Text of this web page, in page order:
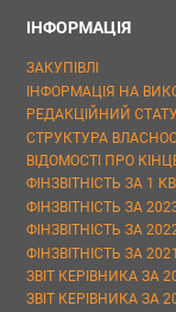
ІНФОРМАЦІЯ
ЗАКУПІВЛІ
ІНФОРМАЦІЯ НА
РЕДАКЦІЙНИЙ
СТРУКТУРА
ВІДОМОСТІ ПРО
ФІНЗВІТНІСТЬ ЗА 1
ФІНЗВІТНІСТЬ ЗА
ФІНЗВІТНІСТЬ ЗА
ФІНЗВІТНІСТЬ ЗА
ЗВІТ КЕРІВНИКА ЗА
ЗВІТ КЕРІВНИКА ЗА